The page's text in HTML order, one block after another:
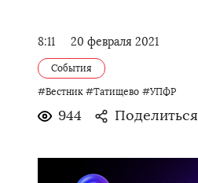
8:11 20 февраля 2021
События
#Вестник #Татищево #УПФР
944 Поделиться